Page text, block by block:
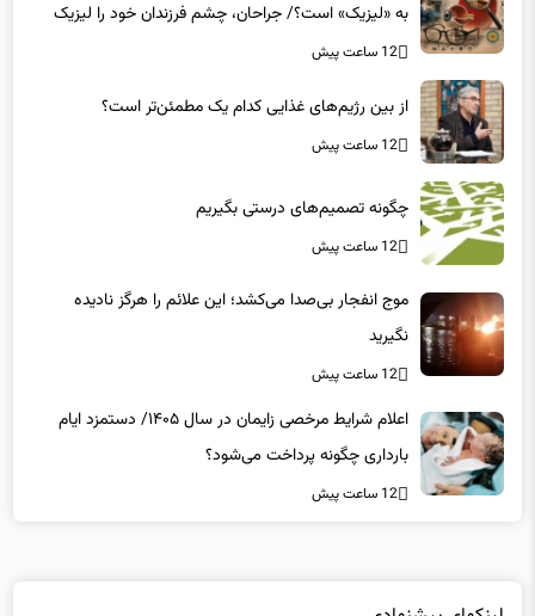
به «لیزیک» است؟/ جراحان، چشم فرزندان خود را لیزیک
می‌کنند؟
12 ساعت پیش
از بین رژیم‌های غذایی کدام یک مطمئن‌تر است؟‌
12 ساعت پیش
چگونه تصمیم‌های درستی بگیریم
12 ساعت پیش
موج انفجار بی‌صدا می‌کشد؛ این علائم را هرگز نادیده
نگیرید
12 ساعت پیش
اعلام شرایط مرخصی زایمان در سال ۱۴۰۵/ دستمزد ایام
بارداری چگونه پرداخت می‌شود؟
12 ساعت پیش